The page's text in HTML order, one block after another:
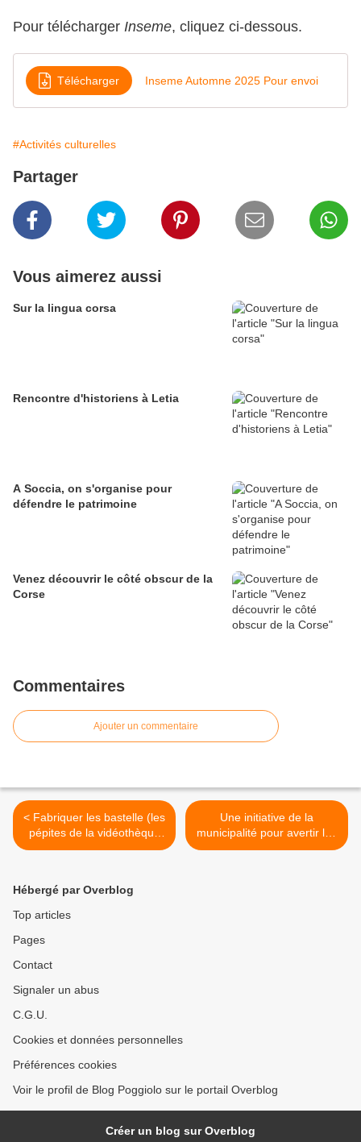
Pour télécharger Inseme, cliquez ci-dessous.
Télécharger Inseme Automne 2025 Pour envoi
#Activités culturelles
Partager
Vous aimerez aussi
Sur la lingua corsa
Rencontre d'historiens à Letia
A Soccia, on s'organise pour
défendre le patrimoine
Venez découvrir le côté obscur de la
Corse
Commentaires
Ajouter un commentaire
< Fabriquer les bastelle (les
pépites de la vidéothèque
poggiolaise)
Une initiative de la
municipalité pour avertir les
habitants >
Hébergé par Overblog
Top articles
Pages
Contact
Signaler un abus
C.G.U.
Cookies et données personnelles
Préférences cookies
Voir le profil de Blog Poggiolo sur le portail Overblog
Créer un blog sur Overblog